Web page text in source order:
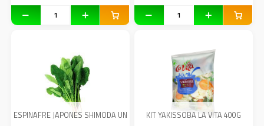
ESPINAFRE JAPONES SHIMODA UN KIT YAKISSOBA LA VITA 400G